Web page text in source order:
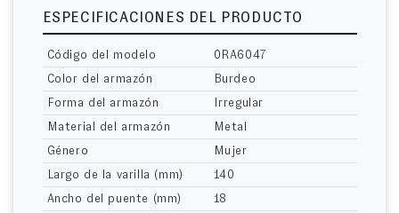
ESPECIFICACIONES DEL PRODUCTO
Código del modelo
0RA6047
Color del armazón
Burdeo
Forma del armazón
Irregular
Material del armazón
Metal
Género
Mujer
Largo de la varilla (mm)
140
Ancho del puente (mm)
18